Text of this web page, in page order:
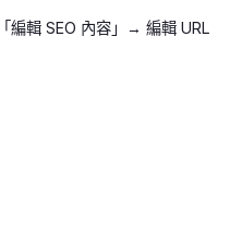
編輯 SEO 內容」→ 編輯 URL